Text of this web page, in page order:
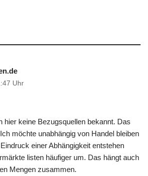
Uhr
hier keine Bezugsquellen bekannt. Das
möchte unabhängig von Handel bleiben
einer Abhängigkeit entstehen
listen häufiger um. Das hängt auch
Mengen zusammen.